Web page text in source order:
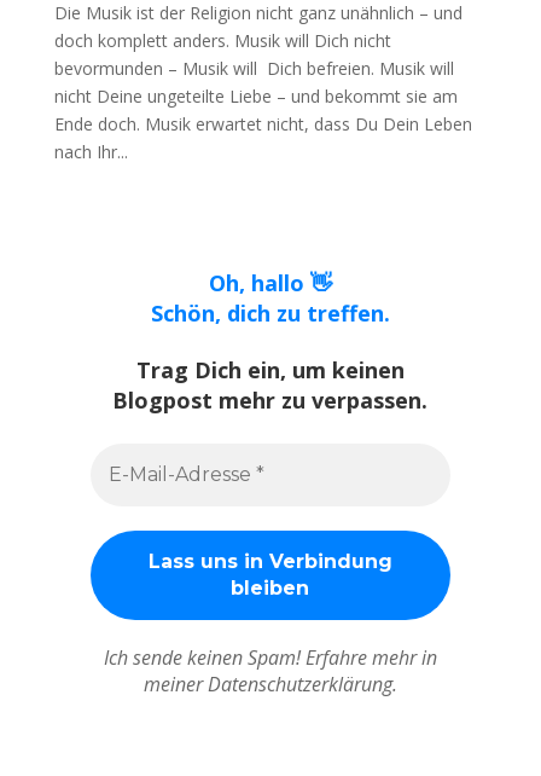
Die Musik ist der Religion nicht ganz unähnlich – und
doch komplett anders. Musik will Dich nicht
bevormunden – Musik will Dich befreien. Musik will
nicht Deine ungeteilte Liebe – und bekommt sie am
Ende doch. Musik erwartet nicht, dass Du Dein Leben
nach Ihr...
Oh, hallo 👋
Schön, dich zu treffen.
Trag Dich ein, um keinen
Blogpost mehr zu verpassen.
Ich sende keinen Spam! Erfahre mehr in
meiner Datenschutzerklärung.